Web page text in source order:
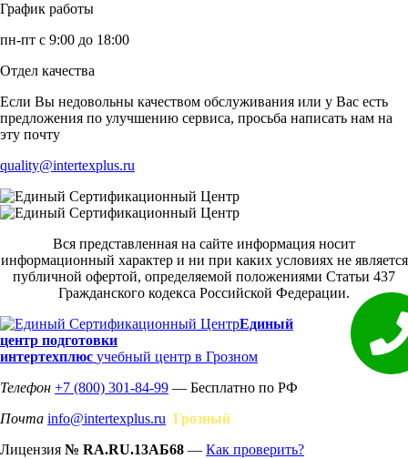
График работы
пн-пт с 9:00 до 18:00
Отдел качества
Если Вы недовольны качеством обслуживания или у Вас есть
предложения по улучшению сервиса, просьба написать нам на
эту почту
quality@intertexplus.ru
Вся представленная на сайте информация носит
информационный характер и ни при каких условиях не является
публичной офертой, определяемой положениями Статьи 437
Гражданского кодекса Российской Федерации.
Единый
центр подготовки
интертехплюс учебный центр в Грозном
Телефон +7 (800) 301-84-99 — Бесплатно по РФ
Почта info@intertexplus.ru Грозный
Лицензия № RA.RU.13АБ68 — Как проверить?